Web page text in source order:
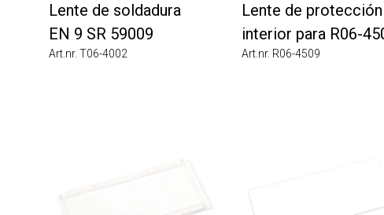
Lente de soldadura
EN 9 SR 59009
Art.nr. T06-4002
Lente de protección
interior para R06-4508
Art.nr. R06-4509